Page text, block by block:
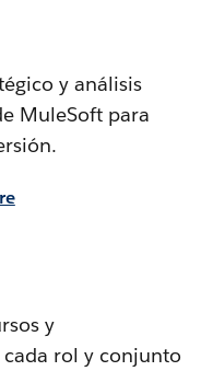
y análisis
MuleSoft para
y
rol y conjunto